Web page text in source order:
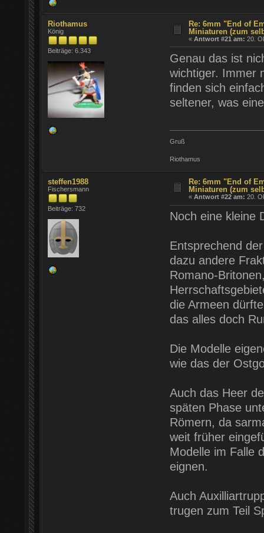
Riothamus
König
Beiträge: 6.343
Re: 6mm "End of
Miniaturen (zum
«Antwort #21 am: 20.
Genau das ist
wichtiger. Immer
finden sich
seltener, was
Gruß
Riothamus
steffen1988
Fischersmann
Beiträge: 732
Re: 6mm "End of
Miniaturen (zum
«Antwort #22 am: 20.
Noch eine kleine
Entsprechend
dazu andere
Romano-
die Armeen
das alles doch
Die Modelle
wie das der
Auch das Heer
späten Phase
Römern, da
weit früher
Modelle im Falle
eignen.
Auch
trugen zum Teil